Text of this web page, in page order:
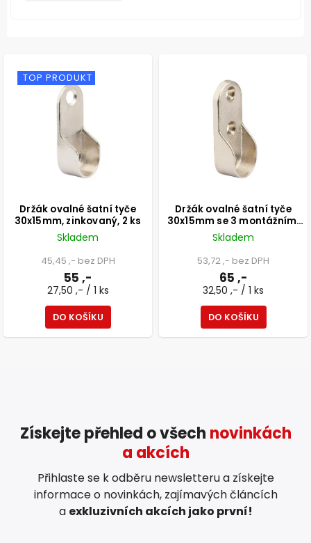
TOP PRODUKT
Držák ovalné šatní tyče
30x15mm, zinkovaný, 2 ks
Skladem
45,45 ,- bez DPH
55 ,-
27,50 ,- / 1 ks
DO KOŠÍKU
Držák ovalné šatní tyče
30x15mm se 3 montážními
otvory, zinkovaný, 2 ks
Skladem
53,72 ,- bez DPH
65 ,-
32,50 ,- / 1 ks
DO KOŠÍKU
Získejte přehled o všech novinkách
a akcích
Přihlaste se k odběru newsletteru a získejte
informace o novinkách, zajímavých článcích
a exkluzivních akcích jako první!